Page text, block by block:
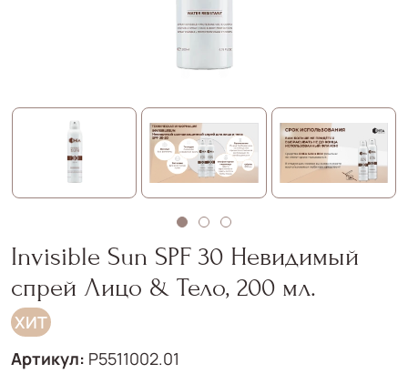
Invisible Sun SPF 30 Невидимый
спрей Лицо & Тело, 200 мл.
ХИТ
Артикул: P5511002.01